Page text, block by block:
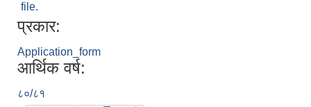
file.
प्रकार:
Application_form
आर्थिक वर्ष:
८०/८१